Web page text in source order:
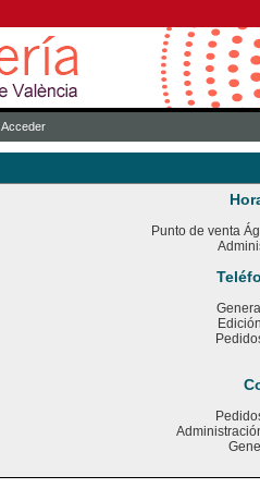
Acceder
Punto de venta